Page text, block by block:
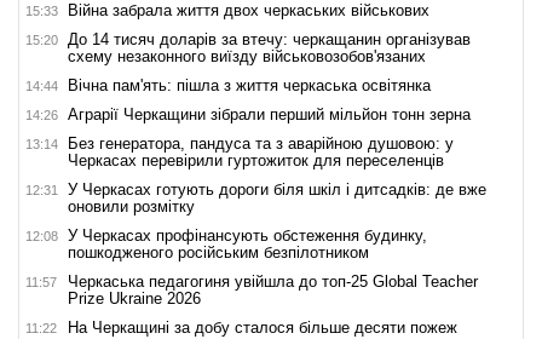
15:33 Війна забрала життя двох черкаських військових
15:20
До 14 тисяч доларів за втечу: черкащанин організував
схему незаконного виїзду військовозобов'язаних
14:44 Вічна пам'ять: пішла з життя черкаська освітянка
14:26 Аграрії Черкащини зібрали перший мільйон тонн зерна
13:14
Без генератора, пандуса та з аварійною душовою: у
Черкасах перевірили гуртожиток для переселенців
12:31
У Черкасах готують дороги біля шкіл і дитсадків: де вже
оновили розмітку
12:08
У Черкасах профінансують обстеження будинку,
пошкодженого російським безпілотником
11:57
Черкаська педагогиня увійшла до топ-25 Global Teacher
Prize Ukraine 2026
11:22 На Черкащині за добу сталося більше десяти пожеж